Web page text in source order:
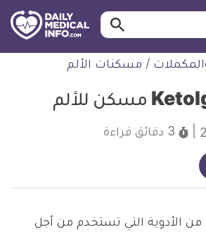
طبية
ابحث…
/ مسكنات الألم
3 دقائق قراءة
شارك على تيليجرام - ديلي ميديكال انفو
كيتولجين Ketolgin من الأدوية التي تستخدم من أجل